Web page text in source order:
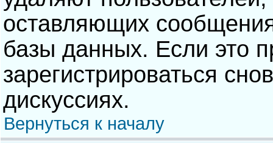
оставляющих
базы данных. Если это
зарегистрироваться
дискуссиях.
Вернуться к началу